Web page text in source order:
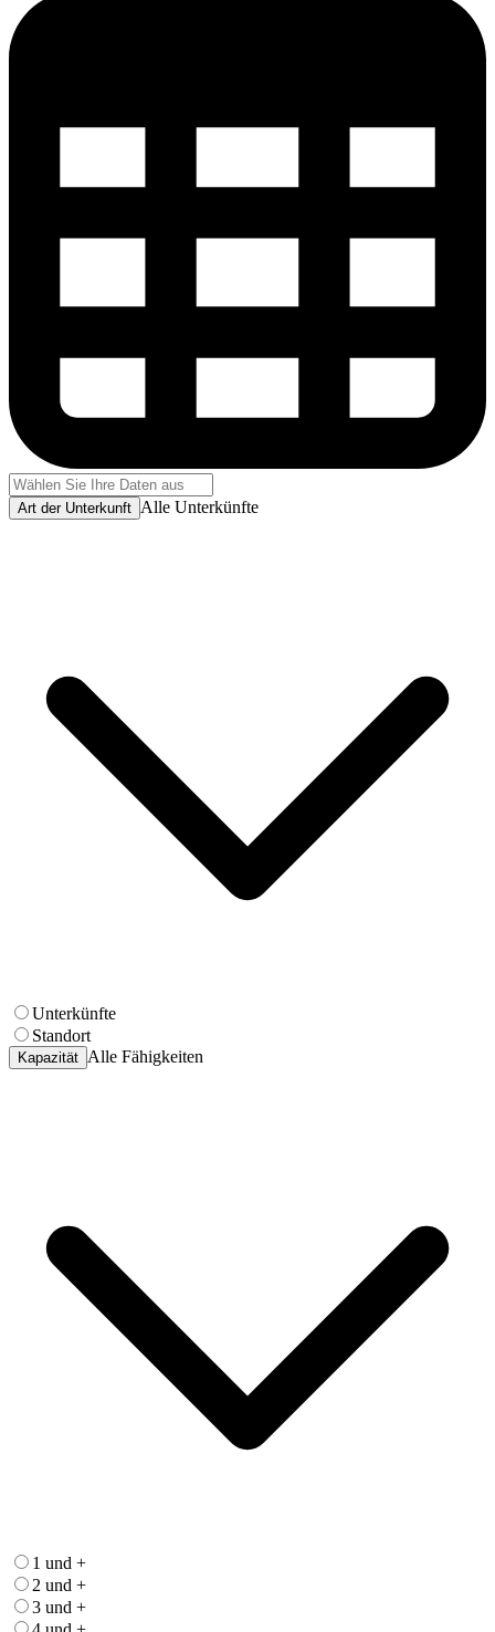
Art der Unterkunft Alle Unterkünfte
Unterkünfte
Standort
Kapazität Alle Fähigkeiten
1 und +
2 und +
3 und +